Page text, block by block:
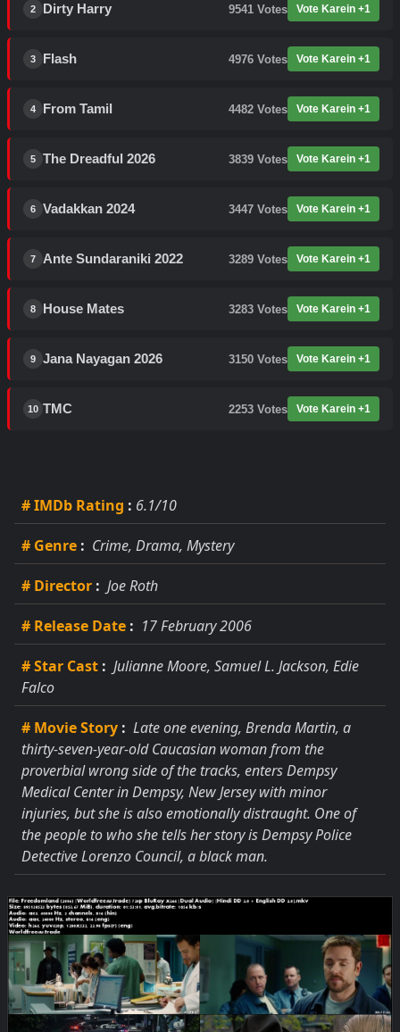
2 Dirty Harry 9541 Votes Vote Karein +1
3 Flash 4976 Votes Vote Karein +1
4 From Tamil 4482 Votes Vote Karein +1
5 The Dreadful 2026 3839 Votes Vote Karein +1
6 Vadakkan 2024 3447 Votes Vote Karein +1
7 Ante Sundaraniki 2022 3289 Votes Vote Karein +1
8 House Mates 3283 Votes Vote Karein +1
9 Jana Nayagan 2026 3150 Votes Vote Karein +1
10 TMC 2253 Votes Vote Karein +1
# IMDb Rating : 6.1/10
# Genre : Crime, Drama, Mystery
# Director : Joe Roth
# Release Date : 17 February 2006
# Star Cast : Julianne Moore, Samuel L. Jackson, Edie
Falco
# Movie Story : Late one evening, Brenda Martin, a
thirty-seven-year-old Caucasian woman from the
proverbial wrong side of the tracks, enters Dempsy
Medical Center in Dempsy, New Jersey with minor
injuries, but she is also emotionally distraught. One of
the people to who she tells her story is Dempsy Police
Detective Lorenzo Council, a black man.